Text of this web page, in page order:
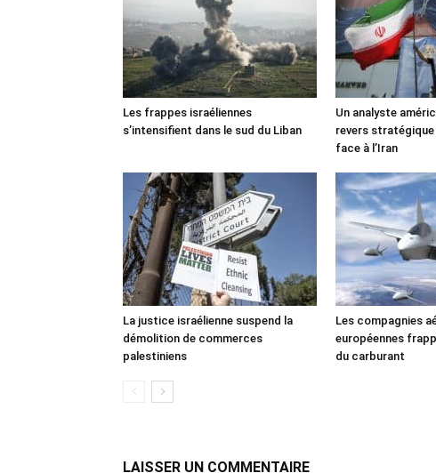
Les frappes israéliennes
s’intensifient dans le sud du Liban
Un analyste
revers
face à l’Iran
La justice israélienne suspend la
démolition de commerces
palestiniens
Les compagnies
européennes
du carburant
LAISSER UN COMMENTAIRE